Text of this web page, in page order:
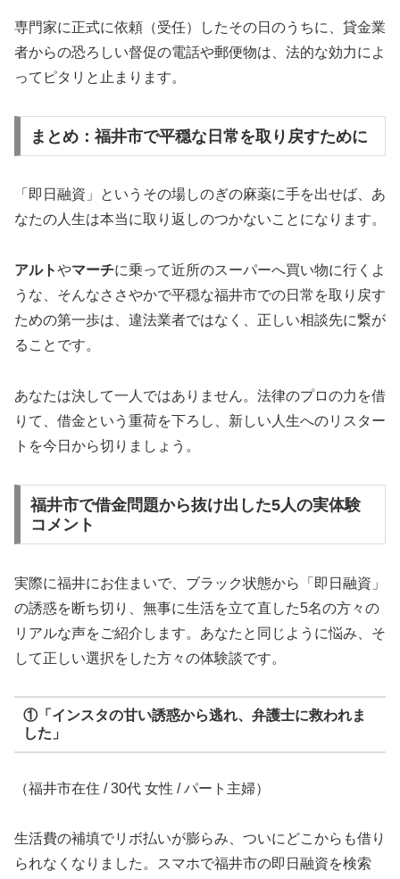
専門家に正式に依頼（受任）したその日のうちに、貸金業
者からの恐ろしい督促の電話や郵便物は、法的な効力によ
ってピタリと止まります。
まとめ：福井市で平穏な日常を取り戻すために
「即日融資」というその場しのぎの麻薬に手を出せば、あ
なたの人生は本当に取り返しのつかないことになります。
アルトやマーチに乗って近所のスーパーへ買い物に行くよ
うな、そんなささやかで平穏な福井市での日常を取り戻す
ための第一歩は、違法業者ではなく、正しい相談先に繋が
ることです。
あなたは決して一人ではありません。法律のプロの力を借
りて、借金という重荷を下ろし、新しい人生へのリスター
トを今日から切りましょう。
福井市で借金問題から抜け出した5人の実体験
コメント
実際に福井にお住まいで、ブラック状態から「即日融資」
の誘惑を断ち切り、無事に生活を立て直した5名の方々の
リアルな声をご紹介します。あなたと同じように悩み、そ
して正しい選択をした方々の体験談です。
①「インスタの甘い誘惑から逃れ、弁護士に救われま
した」
（福井市在住 / 30代 女性 / パート主婦）
生活費の補填でリボ払いが膨らみ、ついにどこからも借り
られなくなりました。スマホで福井市の即日融資を検索